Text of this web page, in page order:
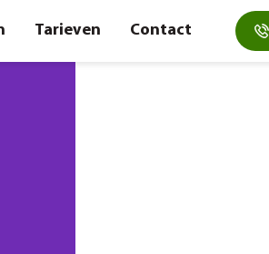
Tarieven Contact